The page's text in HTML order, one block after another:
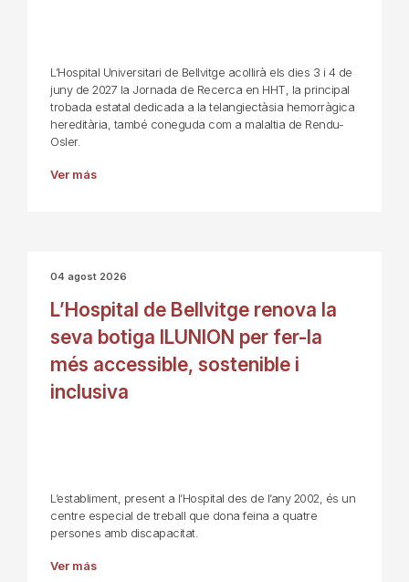
L’Hospital Universitari de Bellvitge acollirà els dies 3 i 4 de
juny de 2027 la Jornada de Recerca en HHT, la principal
trobada estatal dedicada a la telangiectàsia hemorràgica
hereditària, també coneguda com a malaltia de Rendu-
Osler.
Ver más
04 agost 2026
L’Hospital de Bellvitge renova la
seva botiga ILUNION per fer-la
més accessible, sostenible i
inclusiva
L’establiment, present a l’Hospital des de l’any 2002, és un
centre especial de treball que dona feina a quatre
persones amb discapacitat.
Ver más